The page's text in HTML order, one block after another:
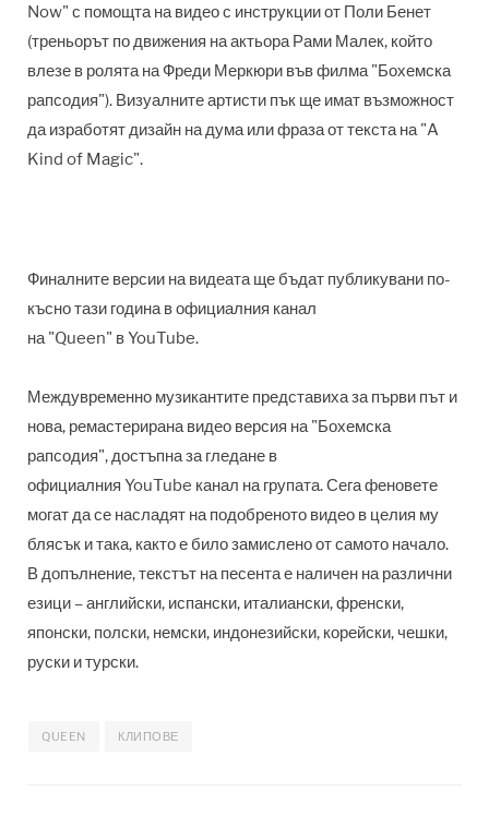
Now" с помощта на видео с инструкции от Поли Бенет
(треньорът по движения на актьора Рами Малек, който
влезе в ролята наФреди Меркюри във филма"Бохемска
рапсодия"). Визуалните артисти пък ще имат възможност
да изработят дизайн на дума или фраза от текста на "A
Kind of Magic".
Финалните версии на видеата ще бъдат публикувани по-
късно тази година в официалния канал
на "Queen" вYouTube.
Междувременно музикантите представиха за първи път и
нова, ремастерирана видео версия на "Бохемска
рапсодия", достъпна за гледане в
официалния YouTube канал на групата.Сега феновете
могат да се насладят на подобреното видео в целия му
блясък и така, както е било замислено от самото начало.
В допълнение, текстът на песента е наличен на различни
езици –английски, испански, италиански, френски,
японски, полски, немски, индонезийски, корейски, чешки,
руски и турски.
QUEEN КЛИПОВЕ